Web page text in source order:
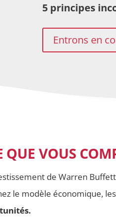
5 principes
Entrons en
VOUS
de Warren
le modèle économique,